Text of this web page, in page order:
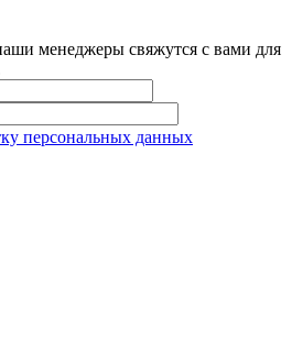
менеджеры свяжутся с вами для
персональных данных